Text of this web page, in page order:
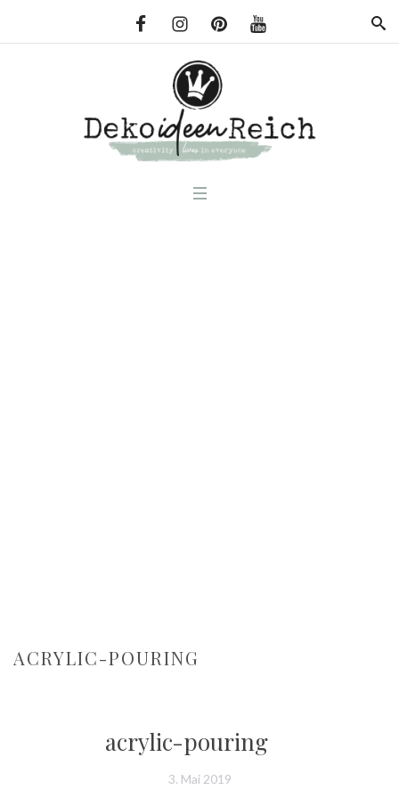
ACRYLIC-POURING
acrylic-pouring
3. Mai 2019